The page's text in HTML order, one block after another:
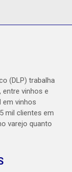
(DLP) trabalha
entre vinhos e
em vinhos
mil clientes em
varejo quanto